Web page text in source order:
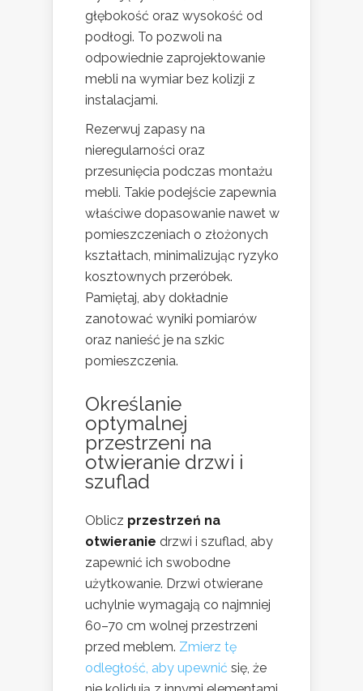
głębokość oraz wysokość od
podłogi. To pozwoli na
odpowiednie zaprojektowanie
mebli na wymiar bez kolizji z
instalacjami.
Rezerwuj zapasy na
nieregularności oraz
przesunięcia podczas montażu
mebli. Takie podejście zapewnia
właściwe dopasowanie nawet w
pomieszczeniach o złożonych
kształtach, minimalizując ryzyko
kosztownych przeróbek.
Pamiętaj, aby dokładnie
zanotować wyniki pomiarów
oraz nanieść je na szkic
pomieszczenia.
Określanie
optymalnej
przestrzeni na
otwieranie drzwi i
szuflad
Oblicz przestrzeń na
otwieranie drzwi i szuflad, aby
zapewnić ich swobodne
użytkowanie. Drzwi otwierane
uchylnie wymagają co najmniej
60–70 cm wolnej przestrzeni
przed meblem. Zmierz tę
odległość, aby upewnić się, że